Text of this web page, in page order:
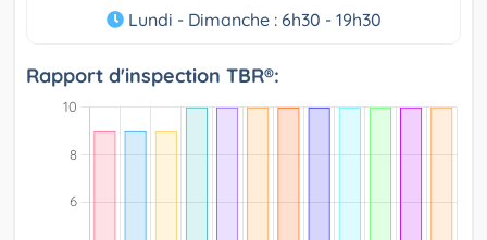
Lundi - Dimanche : 6h30 - 19h30
Rapport d'inspection TBR®: